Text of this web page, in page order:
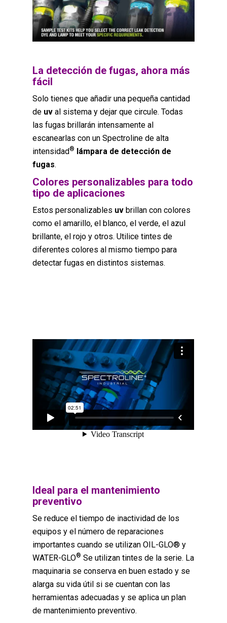
La detección de fugas, ahora más
fácil
Solo tienes que añadir una pequeña cantidad
de uv al sistema y dejar que circule. Todas
las fugas brillarán intensamente al
escanearlas con un Spectroline de alta
intensidad ®
lámpara de detección de
fugas.
Colores personalizables para todo
tipo de aplicaciones
Estos personalizables uv brillan con colores
como el amarillo, el blanco, el verde, el azul
brillante, el rojo y otros. Utilice tintes de
diferentes colores al mismo tiempo para
detectar fugas en distintos sistemas.
Ideal para el mantenimiento
preventivo
Se reduce el tiempo de inactividad de los
equipos y el número de reparaciones
importantes cuando se utilizan OIL-GLO® y
WATER-GLO® Se utilizan tintes de la serie. La
maquinaria se conserva en buen estado y se
alarga su vida útil si se cuentan con las
herramientas adecuadas y se aplica un plan
de mantenimiento preventivo.